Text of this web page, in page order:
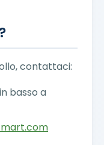
contattaci:
basso a